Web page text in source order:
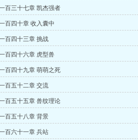
百三十七章 凯杰强者
百四十章 收入囊中
百四十三章 挑战
百四十六章 虎型兽
百四十九章 萌萌之死
百五十二章 交流
百五十五章 兽纹理论
百五十八章 背景
百六十一章 兵站